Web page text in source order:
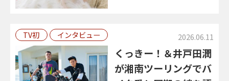
TV初 インタビュー 2026.06.11
くっきー！＆井戸田潤
が湘南ツーリングでバ